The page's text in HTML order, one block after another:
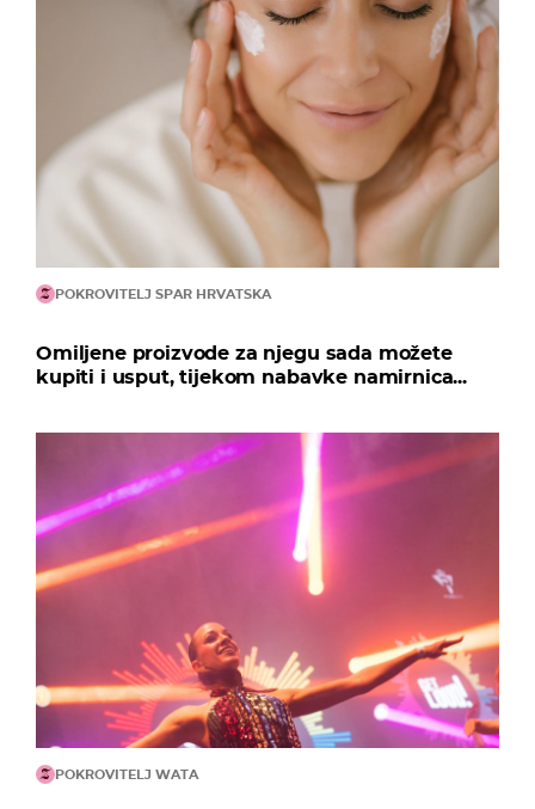
POKROVITELJ SPAR HRVATSKA
Omiljene proizvode za njegu sada možete
kupiti i usput, tijekom nabavke namirnica...
POKROVITELJ WATA